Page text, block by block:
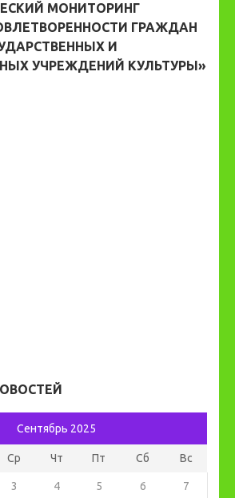
МОНИТОРИНГ
ГРАЖДАН
И
УЧРЕЖДЕНИЙ КУЛЬТУРЫ»
Сентябрь 2025
Ср Чт Пт Сб Вс
3 4 5 6 7